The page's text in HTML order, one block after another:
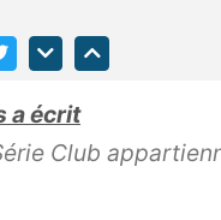
a écrit
Club